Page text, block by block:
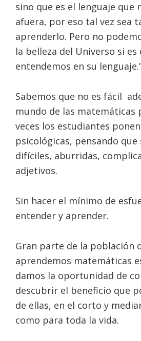
sino que es el lenguaje que
afuera, por eso tal vez sea
aprenderlo. Pero no
la belleza del Universo si es
entendemos en su
Sabemos que no es fácil
mundo de las matemáticas
veces los estudiantes
psicológicas, pensando que
difíciles, aburridas,
adjetivos.
Sin hacer el mínimo de
entender y aprender.
Gran parte de la población
aprendemos matemáticas
damos la oportunidad de
descubrir el beneficio que
de ellas, en el corto y
como para toda la vida.